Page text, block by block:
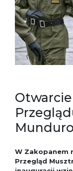
W Zakopanem
Przegląd